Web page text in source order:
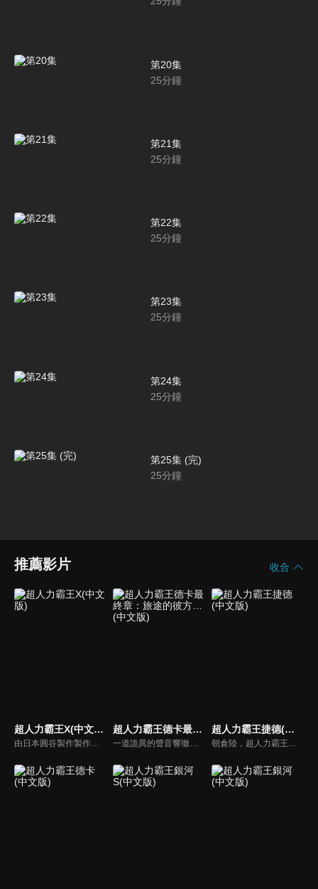
第20集
25分鐘
第21集
25分鐘
第22集
25分鐘
第23集
25分鐘
第24集
25分鐘
第25集 (完)
25分鐘
推薦影片 收合
超人力霸王X(中文版)
由日本圓谷製作製作的特攝電視劇，是屬於超人力霸王列傳。X，是「巨大謎團」，X，是「未知的可能性」，X，那就是「連繫的心，連繫的力量」！溫柔的少年，大空大地與從宇宙飛來的神祕生命體相會之時，就是超人進化之日…
超人力霸王德卡最終章：旅途的彼方…(中文版)
一道詭異的聲音響徹天空。聽到的人們紛紛失去知覺，最後甚至消失無蹤。前往調查的專家小組「GUTS-SELECT」，遇到的卻是接二連三來襲的外星人大軍，以及駕駛漆黑要塞型太空艦「佐爾加烏斯」，扭曲了地球天空的統治者「基貝魯斯教授」。一位認識基貝魯斯的神秘女子突然降臨在苦苦奮戰中的奏大等人面前。
超人力霸王捷德(中文版)
朝倉陸，超人力霸王貝利亞的遺傳因子繼承者。在巨大怪獸骷髏哥摩拉的襲擊下逃跑的朝倉陸與夥伴貝加，發現位於地下500公尺的謎之祕密基地。基地的報告管理系統・蕾姆將「Geed Riser」與「Ultra 膠囊」給予了陸，自幼憧憬著英雄的他，決意融合變身成超人力霸王捷德。